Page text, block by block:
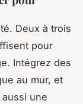
Deux à trois
pour
Intégrez des
au mur, et
une